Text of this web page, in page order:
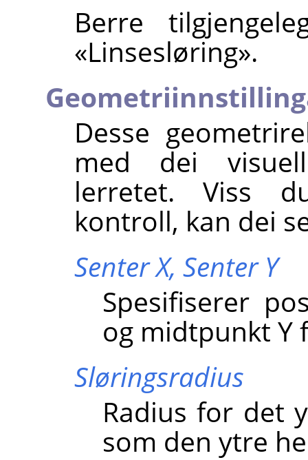
Berre
«Linsesløring».
Desse
med dei
lerretet. Viss
kontroll, kan dei
Senter X, Senter Y
Spesifiserer
og midtpunkt Y
Sløringsradius
Radius for det
som den ytre